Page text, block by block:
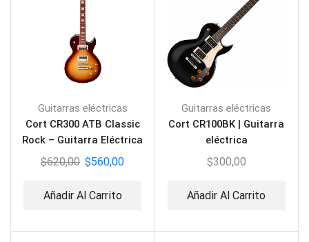
Guitarras eléctricas
Cort CR300 ATB Classic
Rock – Guitarra Eléctrica
$620,00 $560,00
Añadir Al Carrito
Guitarras eléctricas
Cort CR100BK | Guitarra
eléctrica
$300,00
Añadir Al Carrito